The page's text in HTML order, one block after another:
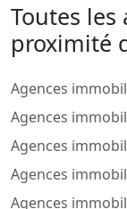
Toutes
proximité
Agences
Agences
Agences
Agences
Agences